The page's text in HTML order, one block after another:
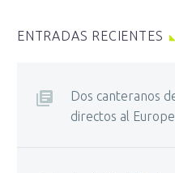
ENTRADAS RECIENTES
Dos canteranos
directos al